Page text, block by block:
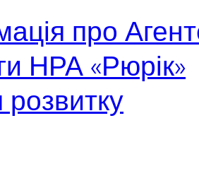
про
НРА «Рюрік»
розвитку